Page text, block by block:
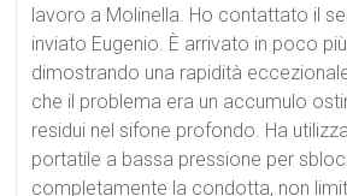
lavoro a Molinella. Ho contattato il
inviato Eugenio. È arrivato in poco
dimostrando una rapidità
che il problema era un accumulo
residui nel sifone profondo. Ha
portatile a bassa pressione per
completamente la condotta, non